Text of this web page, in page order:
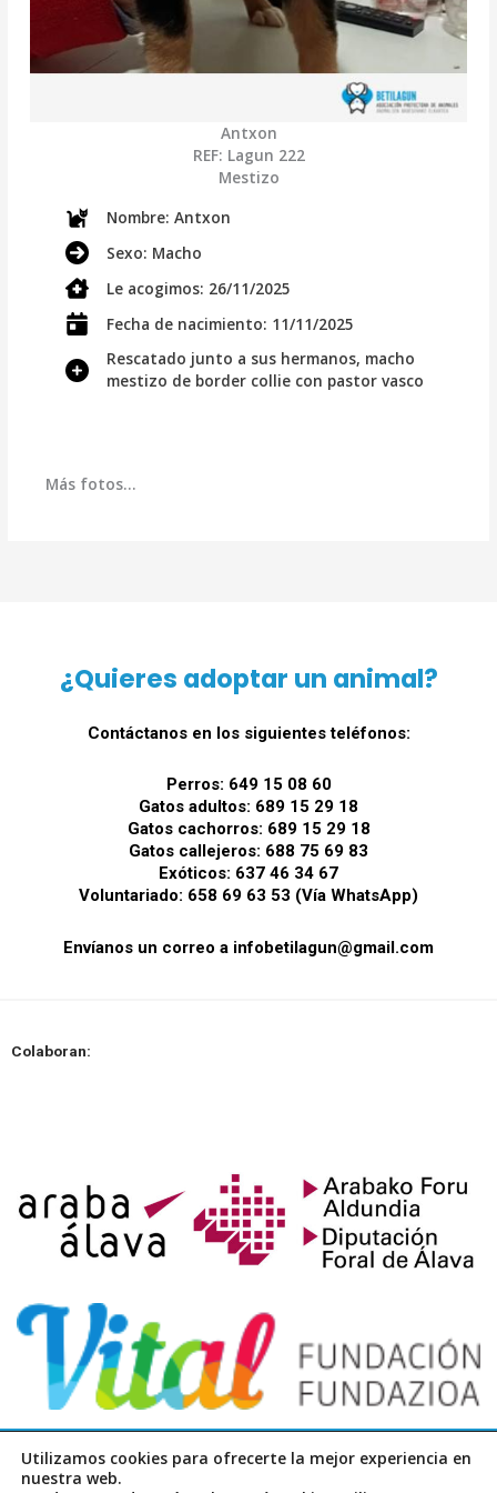
Antxon
REF: Lagun 222
Mestizo
Nombre: Antxon
Sexo: Macho
Le acogimos: 26/11/2025
Fecha de nacimiento: 11/11/2025
Rescatado junto a sus hermanos, macho
mestizo de border collie con pastor vasco
Más fotos…
¿Quieres adoptar un animal?
Contáctanos en los siguientes teléfonos:
Perros: 649 15 08 60
Gatos adultos: 689 15 29 18
Gatos cachorros: 689 15 29 18
Gatos callejeros: 688 75 69 83
Exóticos: 637 46 34 67
Voluntariado: 658 69 63 53 (Vía WhatsApp)
Envíanos un correo a infobetilagun@gmail.com
Colaboran:
F I T T
Utilizamos cookies para ofrecerte la mejor experiencia en
nuestra web.